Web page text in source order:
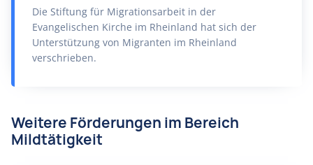
Die Stiftung für Migrationsarbeit in der
Evangelischen Kirche im Rheinland hat sich der
Unterstützung von Migranten im Rheinland
verschrieben.
Weitere Förderungen im Bereich
Mildtätigkeit